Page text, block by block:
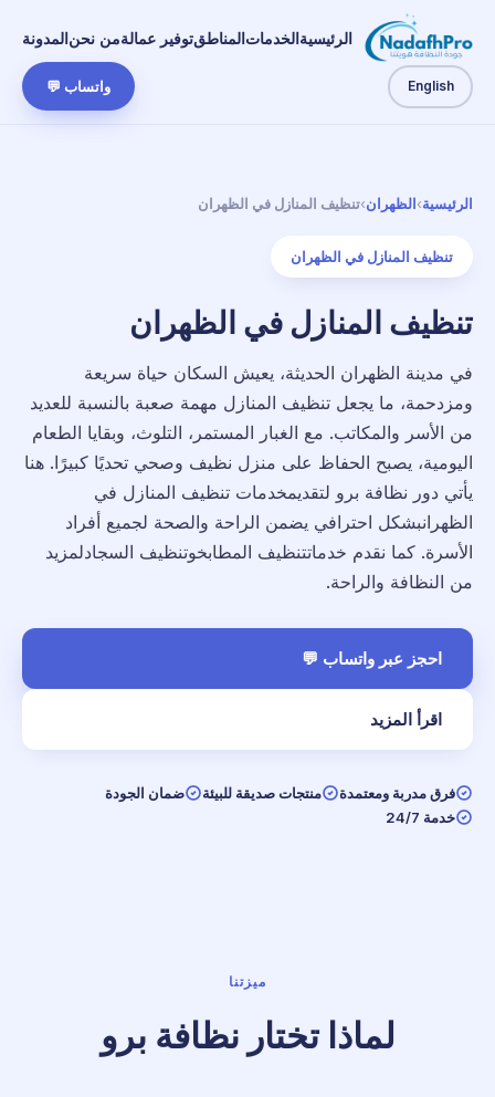
الرئيسيةالخدماتالمناطقتوفير عمالةمن نحنالمدونة
English واتساب 💬
الرئيسية›الظهران›تنظيف المنازل في الظهران
تنظيف المنازل في الظهران
تنظيف المنازل في الظهران
في مدينة الظهران الحديثة، يعيش السكان حياة سريعة
ومزدحمة، ما يجعل تنظيف المنازل مهمة صعبة بالنسبة للعديد
من الأسر والمكاتب. مع الغبار المستمر، التلوث، وبقايا الطعام
اليومية، يصبح الحفاظ على منزل نظيف وصحي تحديًا كبيرًا. هنا
يأتي دور نظافة برو لتقديمخدمات تنظيف المنازل في
الظهرانبشكل احترافي يضمن الراحة والصحة لجميع أفراد
الأسرة. كما نقدم خدماتتنظيف المطابخوتنظيف السجادلمزيد
من النظافة والراحة.
احجز عبر واتساب 💬
اقرأ المزيد
فرق مدربة ومعتمدة منتجات صديقة للبيئة
ضمان الجودة
خدمة 24/7
ميزتنا
لماذا تختار نظافة برو